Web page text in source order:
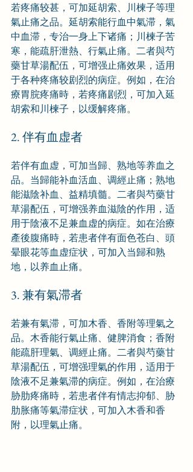
若疼痛较甚，可加延胡索、川楝子等理
氣止痛之品。延胡索能行血中氣滞，氣
中血滞，专治一身上下诸痛；川楝子苦
寒，能疏肝泄熱、行氣止痛。二者與芍
藥甘草湯配伍，可增强止痛效果，适用
于各种疼痛较剧烈的病症。例如，在治
療胃脘疼痛時，若疼痛剧烈，可加入延
胡索和川楝子，以缓解疼痛。
2. 伴有血虚者
若伴有血虚，可加当歸、熟地等养血之
品。当歸能补血活血、调經止痛；熟地
能滋陰补血、益精填髓。二者與芍藥甘
草湯配伍，可增强养血滋陰的作用，适
用于陰液不足兼血虚的病症。如在治療
產後腹痛時，若患者伴有面色苍白、頭
晕眼花等血虚症状，可加入当歸和熟
地，以养血止痛。
3. 兼有氣滞者
若兼有氣滞，可加木香、香附等理氣之
品。木香能行氣止痛、健脾消食；香附
能疏肝理氣、调經止痛。二者與芍藥甘
草湯配伍，可增强理氣的作用，适用于
陰液不足兼氣滞的病症。例如，在治療
胁肋疼痛時，若患者伴有情志抑郁、胁
肋胀痛等氣滞症状，可加入木香和香
附，以理氣止痛。